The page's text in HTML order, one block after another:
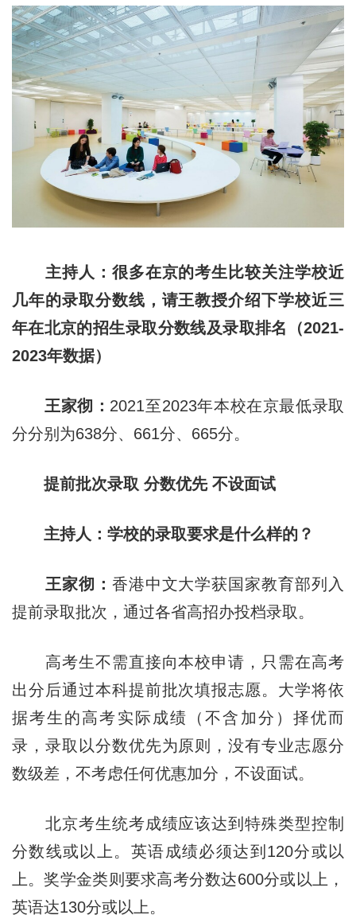
主持人：很多在京的考生比较关注学校近
几年的录取分数线，请王教授介绍下学校近三
年在北京的招生录取分数线及录取排名（2021-
2023年数据）
王家彻： 2021至2023年本校在京最低录取
分分别为638分、661分、665分。
提前批次录取 分数优先 不设面试
主持人：学校的录取要求是什么样的？
王家彻： 香港中文大学获国家教育部列入
提前录取批次，通过各省高招办投档录取。
高考生不需直接向本校申请，只需在高考
出分后通过本科提前批次填报志愿。大学将依
据考生的高考实际成绩（不含加分）择优而
录，录取以分数优先为原则，没有专业志愿分
数级差，不考虑任何优惠加分，不设面试。
北京考生统考成绩应该达到特殊类型控制
分数线或以上。英语成绩必须达到120分或以
上。奖学金类则要求高考分数达600分或以上，
英语达130分或以上。